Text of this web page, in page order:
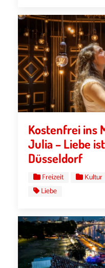
Kostenfrei ins
Julia – Liebe
Düsseldorf
Freizeit Kultur
Liebe